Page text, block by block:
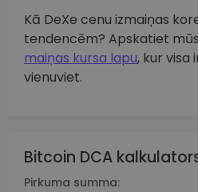
Kā DeXe cenu izmaiņas
tendencēm? Apskatiet
maiņas kursa lapu, kur visa
vienuviet.
Bitcoin DCA
Pirkuma summa: